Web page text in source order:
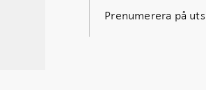
Prenumerera på